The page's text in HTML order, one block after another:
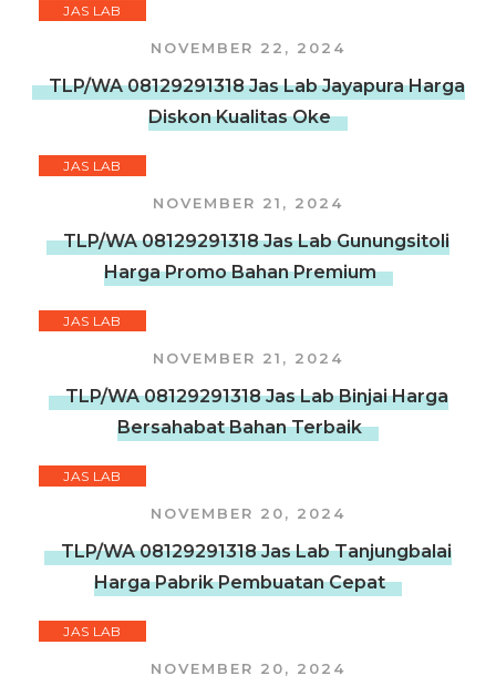
JAS LAB
NOVEMBER 22, 2024
TLP/WA 08129291318 Jas Lab Jayapura Harga
Diskon Kualitas Oke
JAS LAB
NOVEMBER 21, 2024
TLP/WA 08129291318 Jas Lab Gunungsitoli
Harga Promo Bahan Premium
JAS LAB
NOVEMBER 21, 2024
TLP/WA 08129291318 Jas Lab Binjai Harga
Bersahabat Bahan Terbaik
JAS LAB
NOVEMBER 20, 2024
TLP/WA 08129291318 Jas Lab Tanjungbalai
Harga Pabrik Pembuatan Cepat
JAS LAB
NOVEMBER 20, 2024